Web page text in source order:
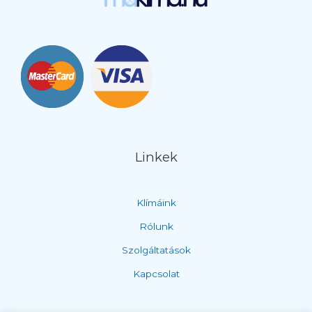
Linkek
Klímáink
Rólunk
Szolgáltatások
Kapcsolat